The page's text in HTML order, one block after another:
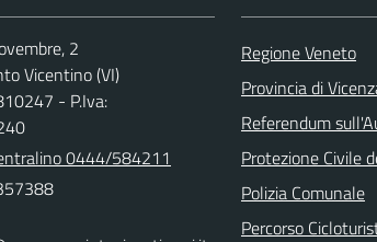
2
Vicentino (VI)
- P.Iva:
0444/584211
Regione Veneto
Provincia di
Referendum
Protezione Civile
Polizia Comunale
Percorso